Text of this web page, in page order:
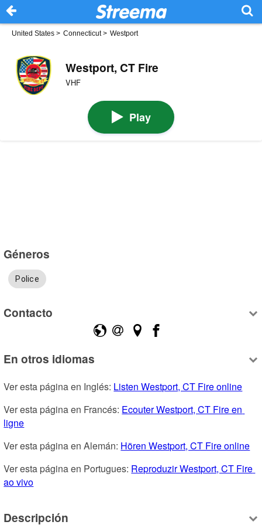
United States > Connecticut> Westport
Westport, CT Fire
VHF
Play
Géneros
Police
Contacto
En otros idiomas
Ver esta página en Inglés: Listen Westport, CT Fire online
Ver esta página en Francés: Ecouter Westport, CT Fire en
ligne
Ver esta página en Alemán: Hören Westport, CT Fire online
Ver esta página en Portugues: Reproduzir Westport, CT Fire
ao vivo
Descripción